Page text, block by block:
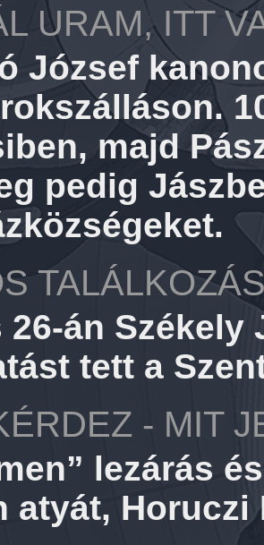
URAM, ITT
József
majd
pedig
26-án
tett a
- MIT
lezárás
atyát, Horuczi